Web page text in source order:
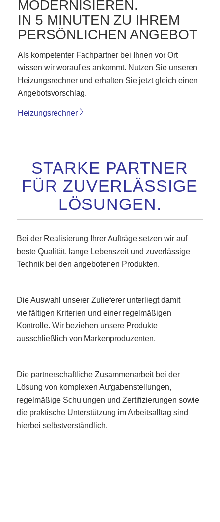
MODERNISIEREN.
IN 5 MINUTEN ZU IHREM
PERSÖNLICHEN ANGEBOT
Als kompetenter Fachpartner bei Ihnen vor Ort
wissen wir worauf es ankommt. Nutzen Sie unseren
Heizungsrechner und erhalten Sie jetzt gleich einen
Angebotsvorschlag.
Heizungsrechner
STARKE PARTNER
FÜR ZUVERLÄSSIGE
LÖSUNGEN.
Bei der Realisierung Ihrer Aufträge setzen wir auf
beste Qualität, lange Lebenszeit und zuverlässige
Technik bei den angebotenen Produkten.
Die Auswahl unserer Zulieferer unterliegt damit
vielfältigen Kriterien und einer regelmäßigen
Kontrolle. Wir beziehen unsere Produkte
ausschließlich von Markenproduzenten.
Die partnerschaftliche Zusammenarbeit bei der
Lösung von komplexen Aufgabenstellungen,
regelmäßige Schulungen und Zertifizierungen sowie
die praktische Unterstützung im Arbeitsalltag sind
hierbei selbstverständlich.